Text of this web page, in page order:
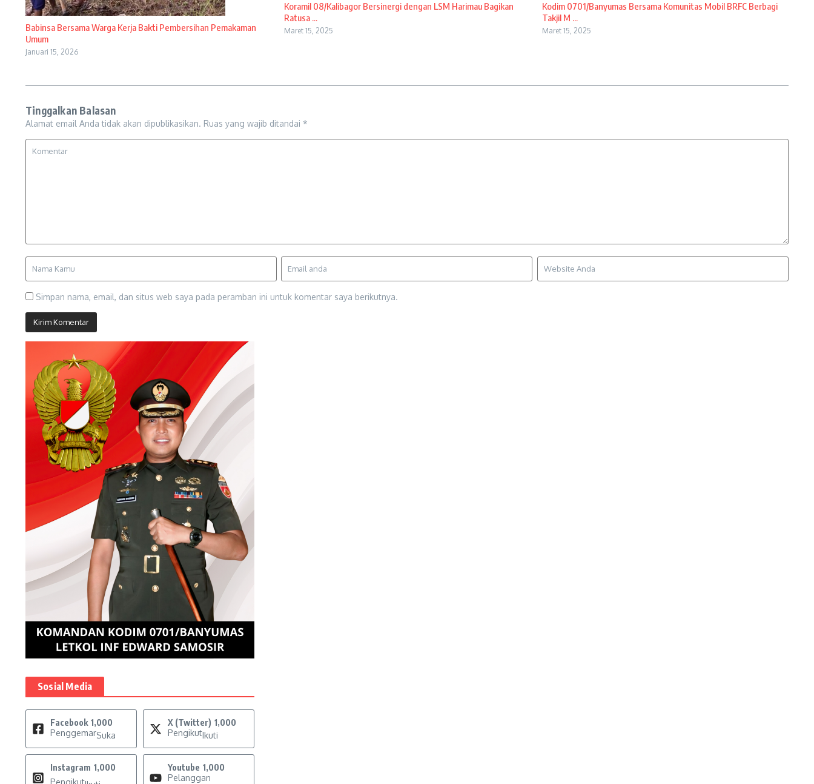
Babinsa Bersama Warga Kerja Bakti Pembersihan Pemakaman
Umum
Januari 15, 2026
Koramil 08/Kalibagor Bersinergi dengan LSM Harimau Bagikan
Ratusa ...
Maret 15, 2025
Kodim 0701/Banyumas Bersama Komunitas Mobil BRFC Berbagi
Takjil M ...
Maret 15, 2025
Tinggalkan Balasan
Alamat email Anda tidak akan dipublikasikan. Ruas yang wajib ditandai *
Simpan nama, email, dan situs web saya pada peramban ini untuk komentar saya berikutnya.
Sosial Media
Facebook 1,000
PenggemarSuka
X (Twitter) 1,000
PengikutIkuti
Instagram 1,000
Pengikut
Youtube 1,000
Pelanggan